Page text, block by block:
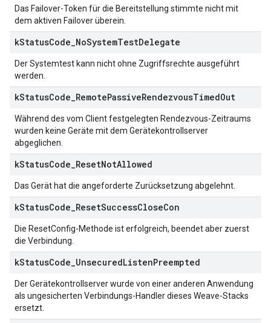
Das Failover-Token für die Bereitstellung stimmte nicht mit
dem aktiven Failover überein.
kStatusCode NoSystemTestDelegate
Der Systemtest kann nicht ohne Zugriffsrechte ausgeführt
werden.
kStatusCode RemotePassiveRendezvousTimedOut
Während des vom Client festgelegten Rendezvous-Zeitraums
wurden keine Geräte mit dem Gerätekontrollserver
abgeglichen.
kStatusCode ResetNotAllowed
Das Gerät hat die angeforderte Zurücksetzung abgelehnt.
kStatusCode ResetSuccessCloseCon
Die ResetConfig-Methode ist erfolgreich, beendet aber zuerst
die Verbindung.
kStatusCode UnsecuredListenPreempted
Der Gerätekontrollserver wurde von einer anderen Anwendung
als ungesicherten Verbindungs-Handler dieses Weave-Stacks
ersetzt.